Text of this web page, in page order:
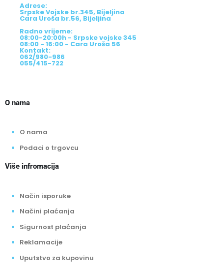
Adrese:
Srpske Vojske br.345, Bijeljina
Cara Uroša br.56, Bijeljina
Radno vrijeme:
08:00-20:00h - Srpske vojske 345
08:00 - 16:00 - Cara Uroša 56
Kontakt:
062/980-986
055/415-722
O nama
O nama
Podaci o trgovcu
Više infromacija
Način isporuke
Načini plaćanja
Sigurnost plaćanja
Reklamacije
Uputstvo za kupovinu